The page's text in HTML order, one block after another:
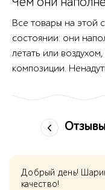
Все товары на этой
состоянии: они
летать или
композиции.
Добрый день!
качество!